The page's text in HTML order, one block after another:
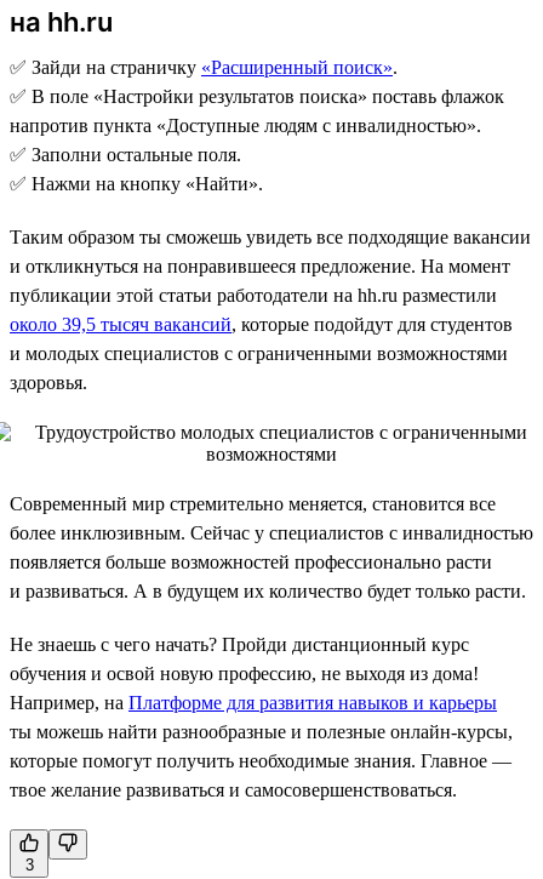
на hh.ru
✅ Зайди на страничку «Расширенный поиск».
✅ В поле «Настройки результатов поиска» поставь флажок
напротив пункта «Доступные людям с инвалидностью».
✅ Заполни остальные поля.
✅ Нажми на кнопку «Найти».
Таким образом ты сможешь увидеть все подходящие вакансии
и откликнуться на понравившееся предложение. На момент
публикации этой статьи работодатели на hh.ru разместили
около 39,5 тысяч вакансий, которые подойдут для студентов
и молодых специалистов с ограниченными возможностями
здоровья.
Современный мир стремительно меняется, становится все
более инклюзивным. Сейчас у специалистов с инвалидностью
появляется больше возможностей профессионально расти
и развиваться. А в будущем их количество будет только расти.
Не знаешь с чего начать? Пройди дистанционный курс
обучения и освой новую профессию, не выходя из дома!
Например, на Платформе для развития навыков и карьеры
ты можешь найти разнообразные и полезные онлайн-курсы,
которые помогут получить необходимые знания. Главное —
твое желание развиваться и самосовершенствоваться.
3